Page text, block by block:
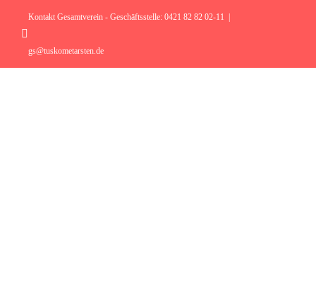
springen
Kontakt Gesamtverein - Geschäftsstelle: 0421 82 82 02-11
gs@tuskometarsten.de